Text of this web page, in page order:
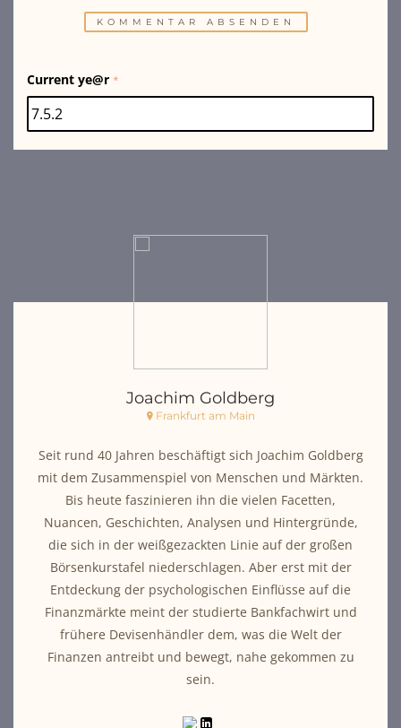
Current ye@r *
Joachim Goldberg
Frankfurt am Main
Seit rund 40 Jahren beschäftigt sich Joachim Goldberg
mit dem Zusammenspiel von Menschen und Märkten.
Bis heute faszinieren ihn die vielen Facetten,
Nuancen, Geschichten, Analysen und Hintergründe,
die sich in der weißgezackten Linie auf der großen
Börsenkurstafel niederschlagen. Aber erst mit der
Entdeckung der psychologischen Einflüsse auf die
Finanzmärkte meint der studierte Bankfachwirt und
frühere Devisenhändler dem, was die Welt der
Finanzen antreibt und bewegt, nahe gekommen zu
sein.